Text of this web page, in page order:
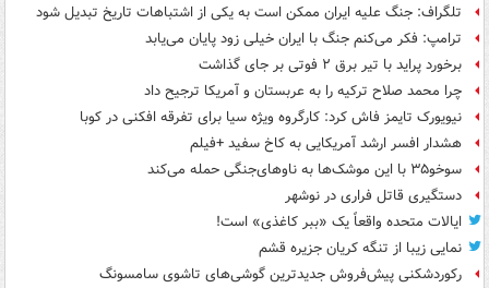
تلگراف: جنگ علیه ایران ممکن است به یکی از اشتباهات تاریخ تبدیل شود
ترامپ: فکر می‌کنم جنگ با ایران خیلی زود پایان می‌یابد
برخورد پراید با تیر برق ۲ فوتی بر جای گذاشت
چرا محمد صلاح ترکیه را به عربستان و آمریکا ترجیح داد
نیویورک تایمز فاش کرد: کارگروه ویژه سیا برای تفرقه افکنی در کوبا
هشدار افسر ارشد آمریکایی به کاخ سفید +فیلم
سوخو۳۵ با این موشک‌ها به ناوهای‌جنگی حمله می‌کند
دستگیری قاتل فراری در نوشهر
ایالات متحده واقعاً یک «ببر کاغذی» است!
نمایی زیبا از تنگه کریان جزیره قشم
رکوردشکنی پیش‌فروش جدیدترین گوشی‌های تاشوی سامسونگ